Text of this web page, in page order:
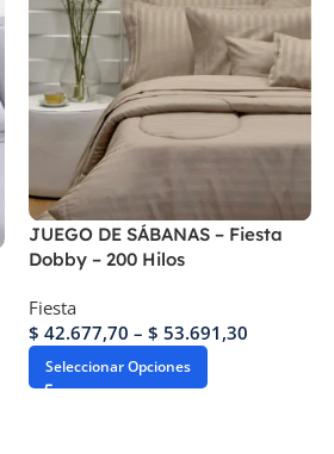
JUEGO DE SÁBANAS – Fiesta
Dobby – 200 Hilos
Fiesta
$ 42.677,70 – $ 53.691,30
Seleccionar Opciones